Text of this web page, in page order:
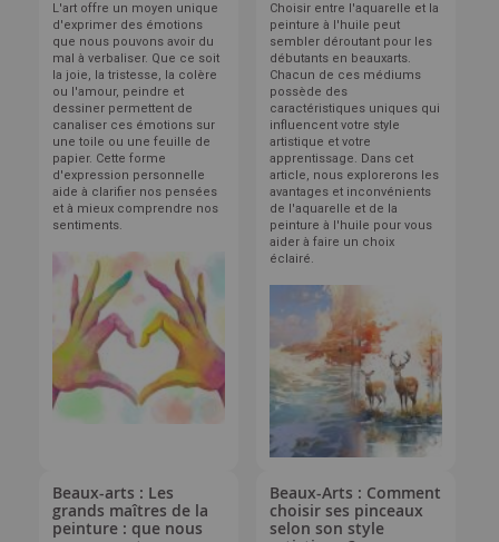
L'art offre un moyen unique
d'exprimer des émotions
que nous pouvons avoir du
mal à verbaliser. Que ce soit
la joie, la tristesse, la colère
ou l'amour, peindre et
dessiner permettent de
canaliser ces émotions sur
une toile ou une feuille de
papier. Cette forme
d'expression personnelle
aide à clarifier nos pensées
et à mieux comprendre nos
sentiments.
Choisir entre l'aquarelle et la
peinture à l'huile peut
sembler déroutant pour les
débutants en beauxarts.
Chacun de ces médiums
possède des
caractéristiques uniques qui
influencent votre style
artistique et votre
apprentissage. Dans cet
article, nous explorerons les
avantages et inconvénients
de l'aquarelle et de la
peinture à l'huile pour vous
aider à faire un choix
éclairé.
Beaux-arts : Les
grands maîtres de la
peinture : que nous
Beaux-Arts : Comment
choisir ses pinceaux
selon son style